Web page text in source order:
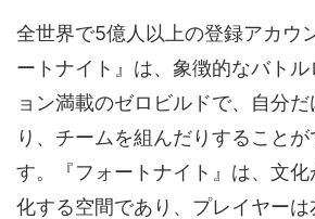
全世界で5億人以上の登録アカウ
ートナイト』は、象徴的なバト
ョン満載のゼロビルドで、自分
り、チームを組んだりすること
す。『フォートナイト』は、文
化する空間であり、プレイヤー